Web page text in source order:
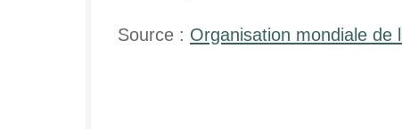
Source : Organisation mondiale de